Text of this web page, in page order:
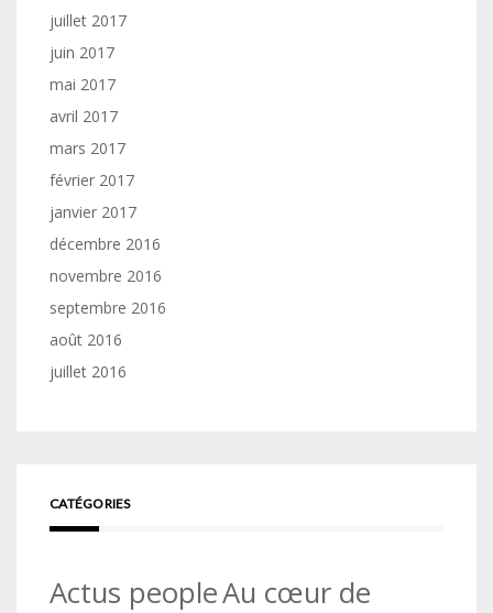
juillet 2017
juin 2017
mai 2017
avril 2017
mars 2017
février 2017
janvier 2017
décembre 2016
novembre 2016
septembre 2016
août 2016
juillet 2016
CATÉGORIES
Actus peopleAu cœur de